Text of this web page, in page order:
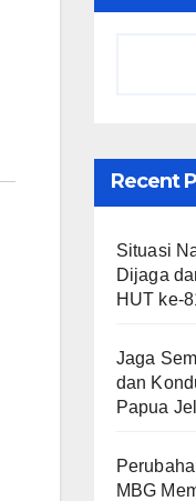
Recent
Situasi
Dijaga
HUT ke-
Jaga
dan
Papua
MBG